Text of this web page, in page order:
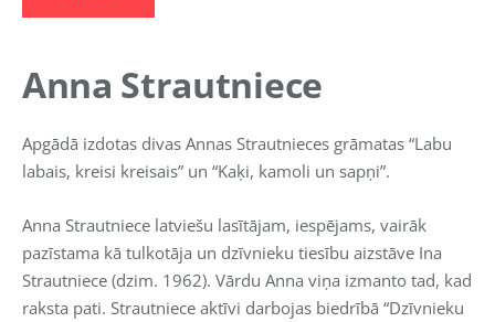
Anna Strautniece
Apgādā izdotas divas Annas Strautnieces grāmatas “Labu
labais, kreisi kreisais” un “Kaķi, kamoli un sapņi”.
Anna Strautniece latviešu lasītājam, iespējams, vairāk
pazīstama kā tulkotāja un dzīvnieku tiesību aizstāve Ina
Strautniece (dzim. 1962). Vārdu Anna viņa izmanto tad, kad
raksta pati. Strautniece aktīvi darbojas biedrībā “Dzīvnieku